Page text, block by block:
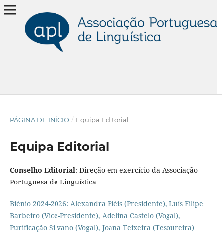
PÁGINA DE INÍCIO / Equipa Editorial
Equipa Editorial
Conselho Editorial: Direção em exercício da Associação
Portuguesa de Linguística
Biénio 2024-2026: Alexandra Fiéis (Presidente), Luís Filipe
Barbeiro (Vice-Presidente), Adelina Castelo (Vogal),
Purificação Silvano (Vogal), Joana Teixeira (Tesoureira)